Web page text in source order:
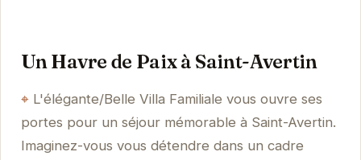
Un Havre de Paix à Saint-Avertin
L'élégante/Belle Villa Familiale vous ouvre ses
portes pour un séjour mémorable à Saint-Avertin.
Imaginez-vous vous détendre dans un cadre